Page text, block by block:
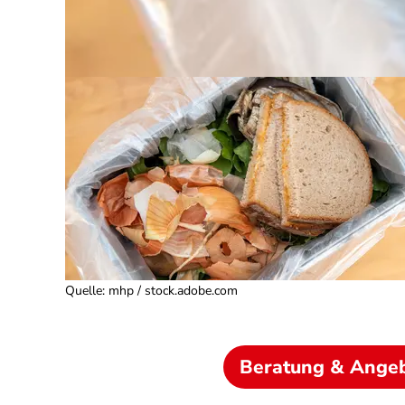
Quelle: mhp / stock.adobe.com
Beratung &